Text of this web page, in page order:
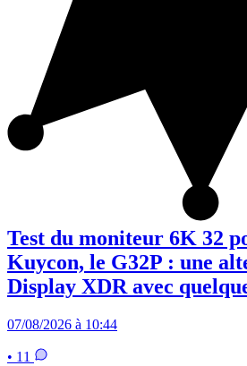
Test du moniteur 6K 32
Kuycon, le G32P : une
Display XDR avec
07/08/2026 à 10:44
• 11